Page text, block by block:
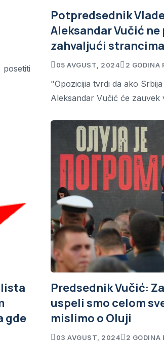
posetiti
Potpredsednik
Aleksandar Vučić
zahvaljući
05 AVGUST, 2024 2 GODINA
"Opozicijia tvrdi da ako
Aleksandar Vučić će zauvek
gde
Predsednik Vučić:
uspeli smo celom
mislimo o Oluji
03 AVGUST, 2024 2 GODINA